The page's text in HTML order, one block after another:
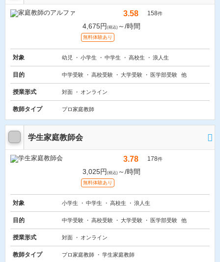
3.58 158件
4,675円 (税込) ～/時間
無料体験あり
対象 幼児 小学生 中学生 高校生 浪人生
目的 中学受験 高校受験 大学受験 医学部受験 他
授業形式 対面 オンライン
教師タイプ プロ家庭教師
学生家庭教師会
3.78 178件
3,025円 (税込) ～/時間
無料体験あり
対象 小学生 中学生 高校生 浪人生
目的 中学受験 高校受験 大学受験 医学部受験 他
授業形式 対面 オンライン
教師タイプ プロ家庭教師 学生家庭教師